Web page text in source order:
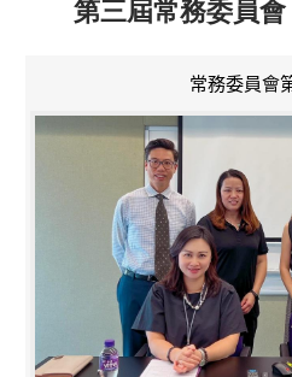
第三屆常務委員
常務委員會